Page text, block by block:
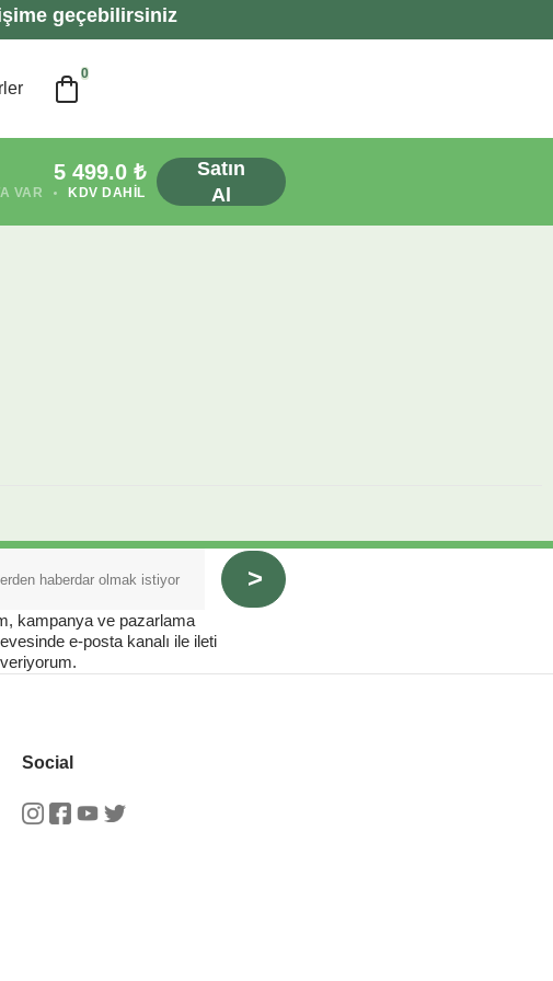
geçebilirsiniz
0
5 499.0 ₺
KDV DAHIL
VAR
Satın
Al
kampanya ve pazarlama
e-posta kanalı ile ileti
Social
Instagram
Facebook
Youtube